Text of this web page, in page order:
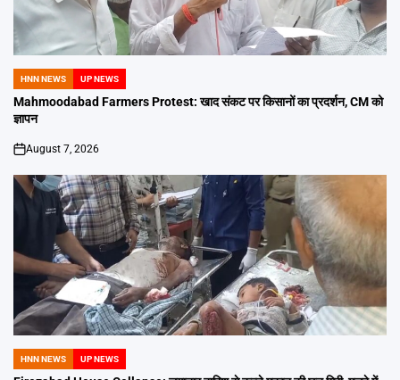
POSTED
IN
HNN NEWS UP NEWS
Mahmoodabad Farmers Protest: खाद संकट पर किसानों का प्रदर्शन, CM को
ज्ञापन
on
August 7, 2026
POSTED
IN
HNN NEWS UP NEWS